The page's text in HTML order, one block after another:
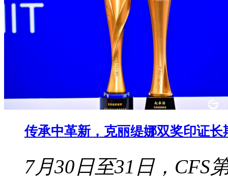
传承中革新，克丽缇娜双奖印证长
7月30日至31日，CFS